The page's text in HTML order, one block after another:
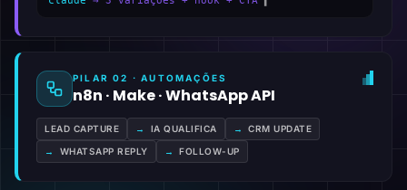
PILAR 02 · AUTOMAÇÕES
n8n · Make · WhatsApp API
LEAD CAPTURE → IA QUALIFICA → CRM UPDATE
→ WHATSAPP REPLY → FOLLOW-UP